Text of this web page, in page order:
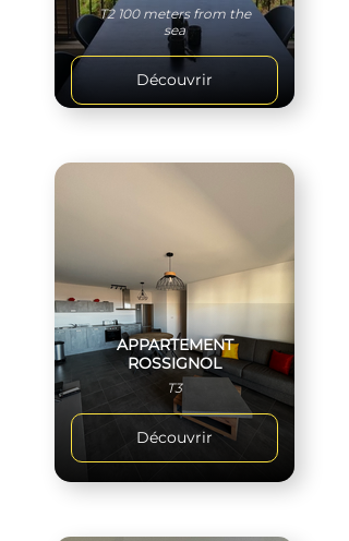
T2 100 meters from the
sea
Découvrir
APPARTEMENT
ROSSIGNOL
T3
Découvrir